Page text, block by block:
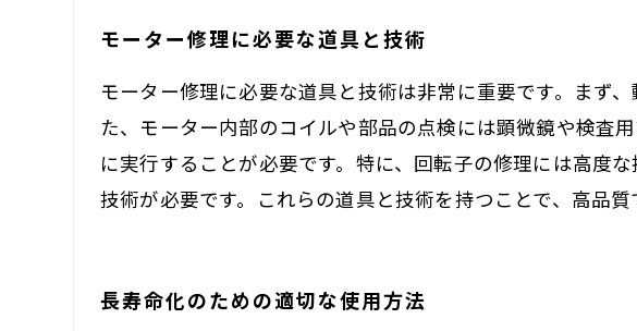
モーター修理に必要な道具と技術
モーター修理に必要な道具と技術は非常に重要です。まず
た、モーター内部のコイルや部品の点検には顕微鏡や検査
に実行することが必要です。特に、回転子の修理には高度
技術が必要です。これらの道具と技術を持つことで、高品
長寿命化のための適切な使用方法